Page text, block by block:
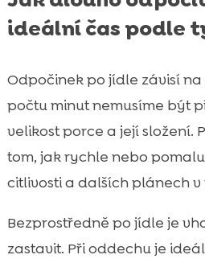
ideální čas podle
Odpočinek po jídle závisí
počtu minut nemusíme být
velikost porce a její složení.
tom, jak rychle nebo
citlivosti a dalších plánech
Bezprostředně po jídle je
zastavit. Při oddechu je